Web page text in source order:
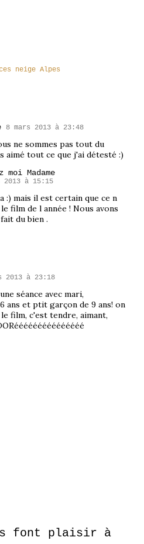
neige Alpes
8 mars 2013 à 23:48
ne sommes pas tout du
aimé tout ce que j'ai détesté :)
moi Madame
2013 à 15:15
:) mais il est certain que ce n
film de l année ! Nous avons
du bien .
2013 à 23:18
séance avec mari,
ans et ptit garçon de 9 ans! on
film, c'est tendre, aimant,
font plaisir à